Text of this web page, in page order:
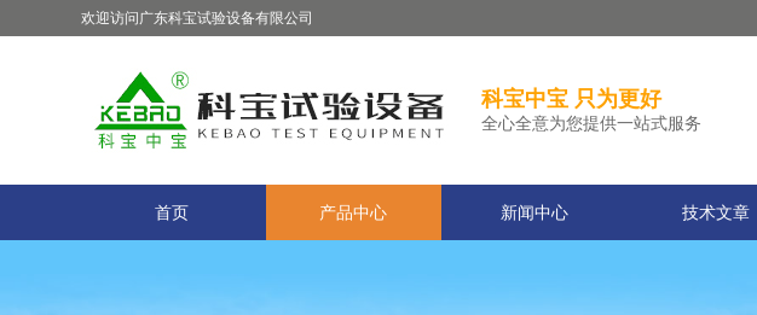
欢迎访问广东科宝试验设备有限公司
科宝中宝 只为更好
全心全意为您提供一站式服务
首页 产品中心 新闻中心 技术文章